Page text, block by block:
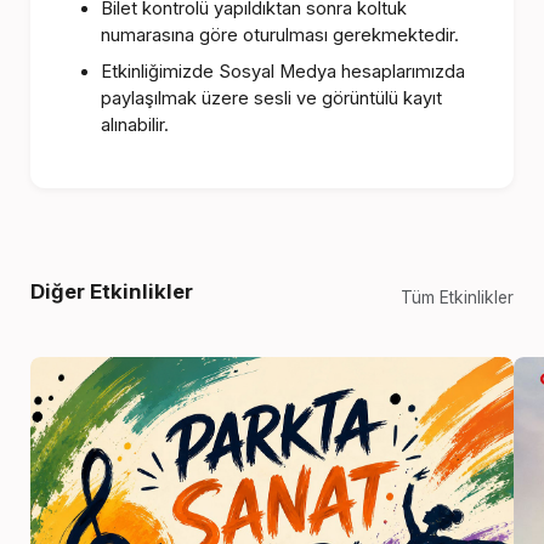
Bilet kontrolü yapıldıktan sonra koltuk
numarasına göre oturulması gerekmektedir.
Etkinliğimizde Sosyal Medya hesaplarımızda
paylaşılmak üzere sesli ve görüntülü kayıt
alınabilir.
Diğer Etkinlikler Tüm Etkinlikler